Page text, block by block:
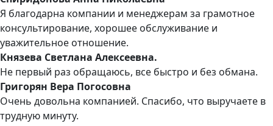
Я благодарна компании и менеджерам за грамотное
консультирование, хорошее обслуживание и
уважительное отношение.
Князева Светлана Алексеевна.
Не первый раз обращаюсь, все быстро и без обмана.
Григорян Вера Погосовна
Очень довольна компанией. Спасибо, что выручаете в
трудную минуту.